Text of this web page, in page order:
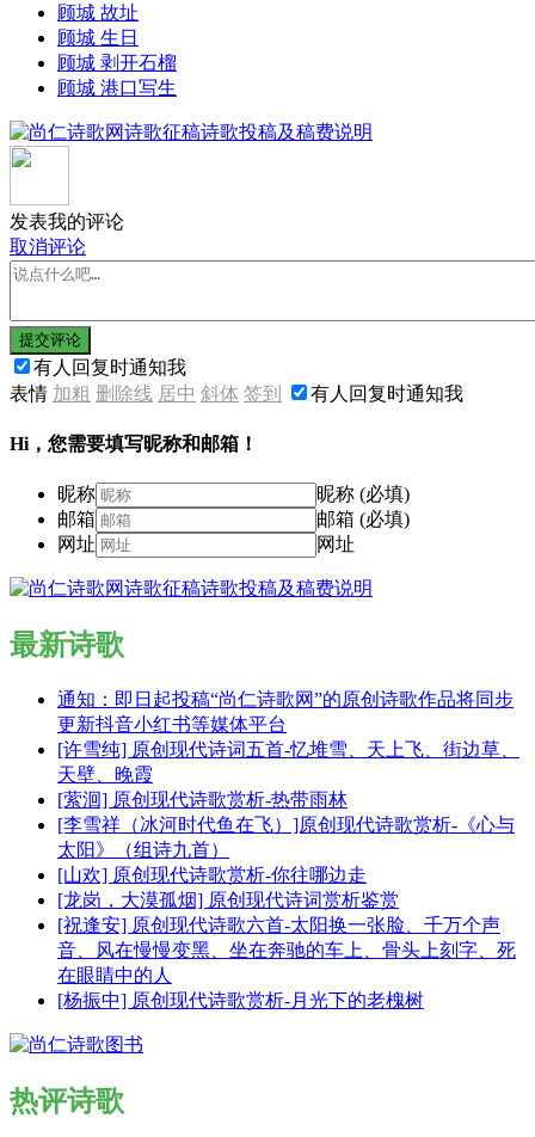
顾城 故址
顾城 生日
顾城 剥开石榴
顾城 港口写生
发表我的评论
取消评论
提交评论
有人回复时通知我
表情 加粗 删除线 居中 斜体 签到 有人回复时通知我
Hi，您需要填写昵称和邮箱！
昵称
昵称 (必填)
邮箱
邮箱 (必填)
网址
网址
最新诗歌
通知：即日起投稿“尚仁诗歌网”的原创诗歌作品将同步
更新抖音小红书等媒体平台
[许雪纯] 原创现代诗词五首-忆堆雪、天上飞、街边草、
天壁、晚霞
[萦洄] 原创现代诗歌赏析-热带雨林
[李雪祥（冰河时代鱼在飞）]原创现代诗歌赏析-《心与
太阳》（组诗九首）
[山欢] 原创现代诗歌赏析-你往哪边走
[龙岗，大漠孤烟] 原创现代诗词赏析鉴赏
[祝逢安] 原创现代诗歌六首-太阳换一张脸、千万个声
音、风在慢慢变黑、坐在奔驰的车上、骨头上刻字、死
在眼睛中的人
[杨振中] 原创现代诗歌赏析-月光下的老槐树
热评诗歌